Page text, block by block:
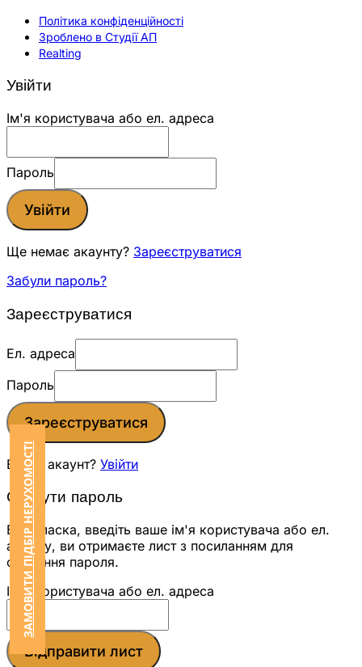
Політика конфіденційності
Зроблено в Студії АП
Realting
ЗАМОВИТИ ПІДБІР НЕРУХОМОСТІ
Увійти
Ім'я користувача або ел. адреса
Пароль
Увійти
Ще немає акаунту? Зареєструватися
Забули пароль?
Зареєструватися
Ел. адреса
Пароль
Зареєструватися
Вже є акаунт? Увійти
Скинути пароль
Будь ласка, введіть ваше ім'я користувача або ел.
адресу, ви отримаєте лист з посиланням для
скидання пароля.
Ім'я користувача або ел. адреса
Відправити лист